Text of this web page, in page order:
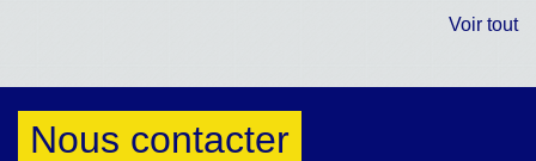
Voir tout
Nous contacter